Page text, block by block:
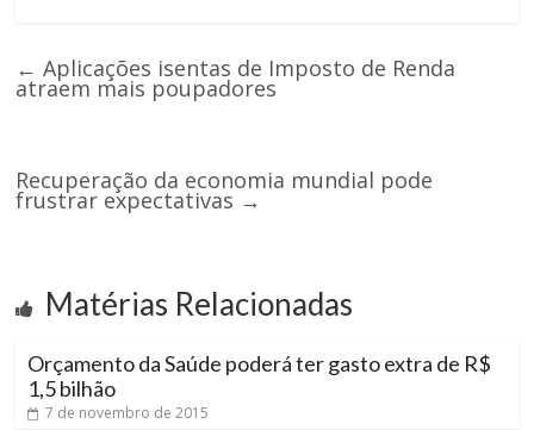
← Aplicações isentas de Imposto de Renda
atraem mais poupadores
Recuperação da economia mundial pode
frustrar expectativas →
Matérias Relacionadas
Orçamento da Saúde poderá ter gasto extra de R$
1,5 bilhão
7 de novembro de 2015